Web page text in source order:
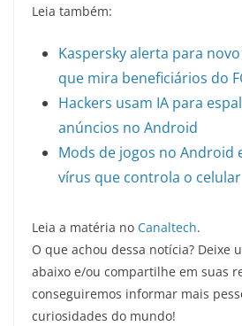
Leia também:
Kaspersky alerta para
que mira beneficiários do
Hackers usam IA para
anúncios no Android
Mods de jogos no Android
vírus que controla o celular
Leia a matéria no Canaltech.
O que achou dessa notícia? Deixe
abaixo e/ou compartilhe em suas
conseguiremos informar mais
curiosidades do mundo!